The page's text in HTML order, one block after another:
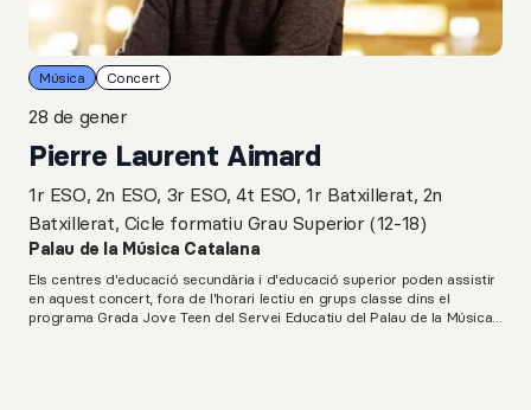
Música Concert
28 de gener
Pierre Laurent Aimard
1r ESO, 2n ESO, 3r ESO, 4t ESO, 1r Batxillerat, 2n
Batxillerat, Cicle formatiu Grau Superior (12-18)
Palau de la Música Catalana
Els centres d'educació secundària i d'educació superior poden assistir
en aquest concert, fora de l'horari lectiu en grups classe dins el
programa Grada Jove Teen del Servei Educatiu del Palau de la Música